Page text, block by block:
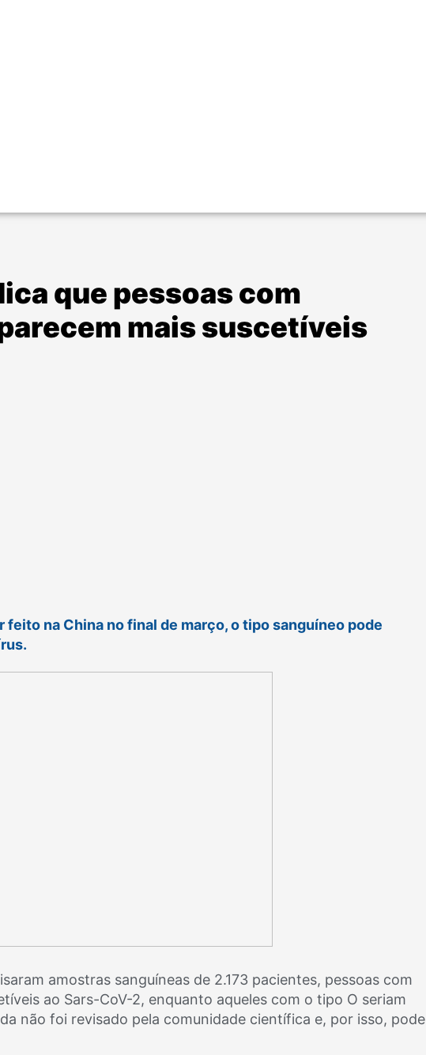
que pessoas com
mais suscetíveis
na China no final de março, o tipo sanguíneo pode
amostras sanguíneas de 2.173 pacientes, pessoas com
ao Sars-CoV-2, enquanto aqueles com o tipo O seriam
não foi revisado pela comunidade científica e, por isso, pode